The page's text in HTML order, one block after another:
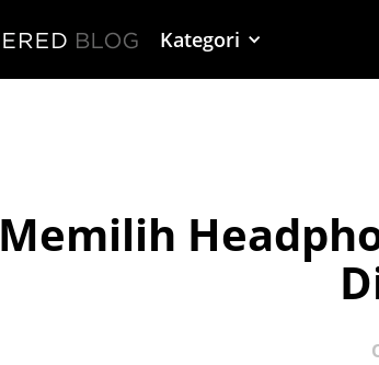
Kategori
Memilih